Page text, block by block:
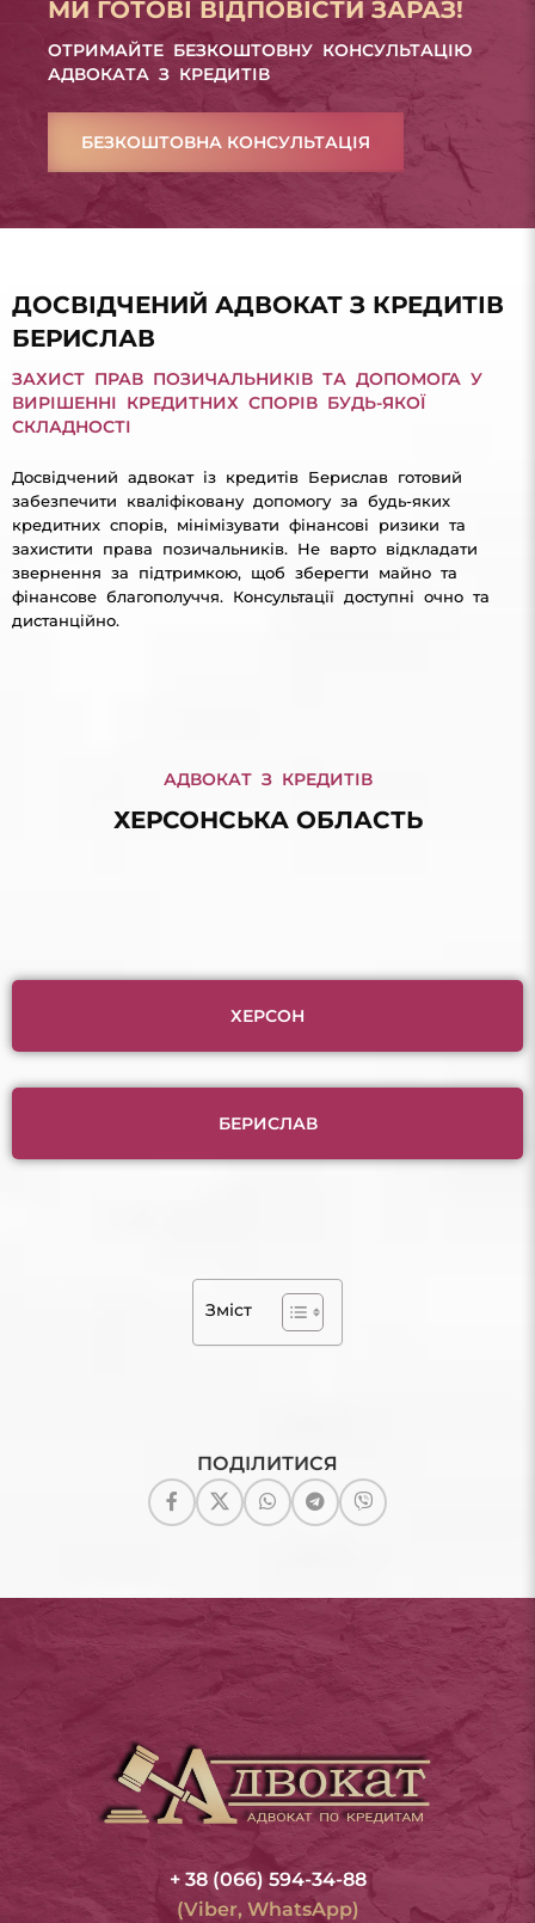
МИ ГОТОВІ ВІДПОВІСТИ ЗАРАЗ!
ОТРИМАЙТЕ БЕЗКОШТОВНУ КОНСУЛЬТАЦІЮ
АДВОКАТА З КРЕДИТІВ
БЕЗКОШТОВНА КОНСУЛЬТАЦІЯ
ДОСВІДЧЕНИЙ АДВОКАТ З КРЕДИТІВ
БЕРИСЛАВ
ЗАХИСТ ПРАВ ПОЗИЧАЛЬНИКІВ ТА ДОПОМОГА У
ВИРІШЕННІ КРЕДИТНИХ СПОРІВ БУДЬ-ЯКОЇ
СКЛАДНОСТІ
Досвідчений адвокат із кредитів Берислав готовий
забезпечити кваліфіковану допомогу за будь-яких
кредитних спорів, мінімізувати фінансові ризики та
захистити права позичальників. Не варто відкладати
звернення за підтримкою, щоб зберегти майно та
фінансове благополуччя. Консультації доступні очно та
дистанційно.
АДВОКАТ З КРЕДИТІВ
ХЕРСОНСЬКА ОБЛАСТЬ
ХЕРСОН
БЕРИСЛАВ
Зміст
ПОДІЛИТИСЯ
+ 38 (066) 594-34-88
(Viber, WhatsApp)